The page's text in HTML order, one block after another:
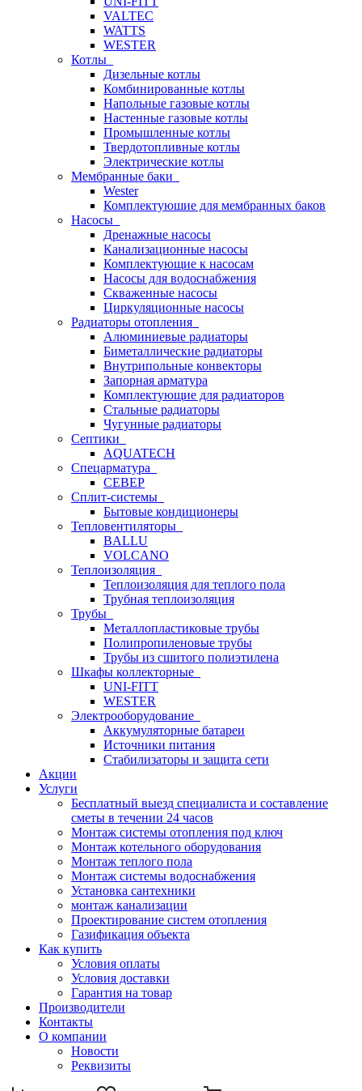
VALTEC
WATTS
WESTER
Котлы
Дизельные котлы
Комбинированные котлы
Напольные газовые котлы
Настенные газовые котлы
Промышленные котлы
Твердотопливные котлы
Электрические котлы
Мембранные баки
Wester
Комплектуюшие для мембранных баков
Насосы
Дренажные насосы
Канализационные насосы
Комплектующие к насосам
Насосы для водоснабжения
Скваженные насосы
Циркуляционные насосы
Радиаторы отопления
Алюминиевые радиаторы
Биметаллические радиаторы
Внутрипольные конвекторы
Запорная арматура
Комплектующие для радиаторов
Стальные радиаторы
Чугунные радиаторы
Септики
AQUATECH
Спецарматура
СЕВЕР
Сплит-системы
Бытовые кондиционеры
Тепловентиляторы
BALLU
VOLCANO
Теплоизоляция
Теплоизоляция для теплого пола
Трубная теплоизоляция
Трубы
Металлопластиковые трубы
Полипропиленовые трубы
Трубы из сшитого полиэтилена
Шкафы коллекторные
UNI-FITT
WESTER
Электрооборудование
Аккумуляторные батареи
Источники питания
Стабилизаторы и защита сети
Акции
Услуги
Бесплатный выезд специалиста и составление
сметы в течении 24 часов
Монтаж системы отопления под ключ
Монтаж котельного оборудования
Монтаж теплого пола
Монтаж системы водоснабжения
Установка сантехники
монтаж канализации
Проектирование систем отопления
Газификация объекта
Как купить
Условия оплаты
Условия доставки
Гарантия на товар
Производители
Контакты
О компании
Новости
Реквизиты